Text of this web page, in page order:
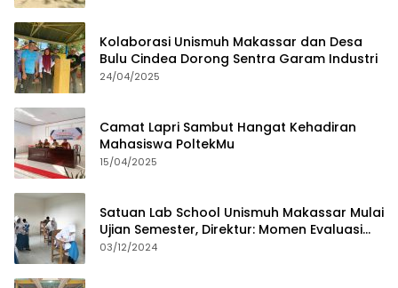
Kolaborasi Unismuh Makassar dan Desa
Bulu Cindea Dorong Sentra Garam Industri
24/04/2025
Camat Lapri Sambut Hangat Kehadiran
Mahasiswa PoltekMu
15/04/2025
Satuan Lab School Unismuh Makassar Mulai
Ujian Semester, Direktur: Momen Evaluasi
Proses Pembelajaran
03/12/2024